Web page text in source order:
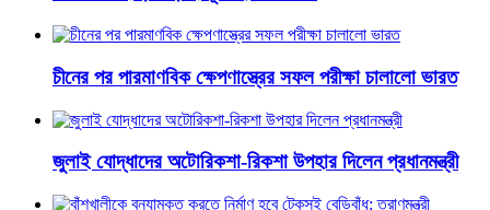
চীনের পর পারমাণবিক ক্ষেপণাস্ত্রের সফল পরীক্ষা চালালো ভারত
জুলাই যোদ্ধাদের অটোরিকশা-রিকশা উপহার দিলেন প্রধানমন্ত্রী